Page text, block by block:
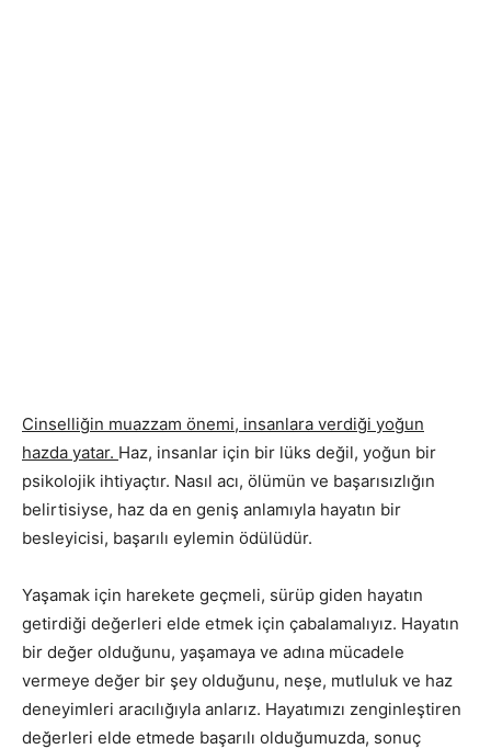
Cinselliğin muazzam önemi, insanlara verdiği yoğun
hazda yatar. Haz, insanlar için bir lüks değil, yoğun bir
psikolojik ihtiyaçtır. Nasıl acı, ölümün ve başarısızlığın
belirtisiyse, haz da en geniş anlamıyla hayatın bir
besleyicisi, başarılı eylemin ödülüdür.
Yaşamak için harekete geçmeli, sürüp giden hayatın
getirdiği değerleri elde etmek için çabalamalıyız. Hayatın
bir değer olduğunu, yaşamaya ve adına mücadele
vermeye değer bir şey olduğunu, neşe, mutluluk ve haz
deneyimleri aracılığıyla anlarız. Hayatımızı zenginleştiren
değerleri elde etmede başarılı olduğumuzda, sonuç